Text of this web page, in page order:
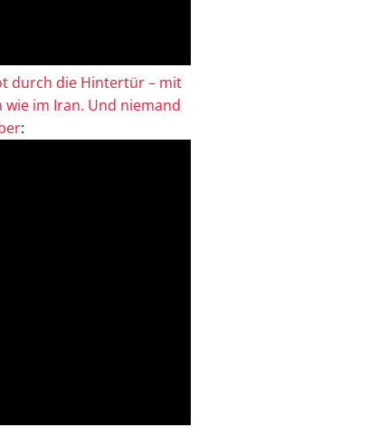
durch die Hintertür – mit
wie im Iran. Und niemand
: